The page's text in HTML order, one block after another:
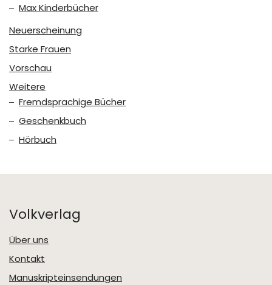
Max Kinderbücher
Neuerscheinung
Starke Frauen
Vorschau
Weitere
Fremdsprachige Bücher
Geschenkbuch
Hörbuch
Volkverlag
Über uns
Kontakt
Manuskripteinsendungen